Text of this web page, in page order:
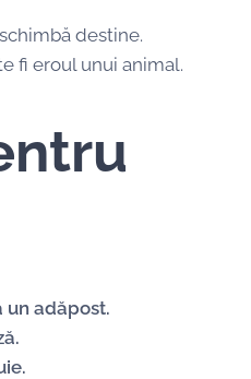
destine.
fi eroul unui animal.
un adăpost.